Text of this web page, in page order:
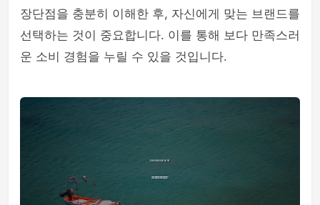
장단점을 충분히 이해한 후, 자신에게 맞는 브랜드를
선택하는 것이 중요합니다. 이를 통해 보다 만족스러
운 소비 경험을 누릴 수 있을 것입니다.